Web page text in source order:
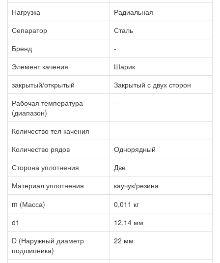
Нагрузка
Радиальная
Сепаратор
Сталь
Бренд
-
Элемент качения
Шарик
закрытый/открытый
Закрытый с двух сторон
Рабочая температура
(диапазон)
-
Количество тел качения
-
Количество рядов
Однорядный
Сторона уплотнения
Две
Материал уплотнения
каучук/резина
m (Масса)
0,011 кг
d1
12,14 мм
D (Наружный диаметр
подшипника)
22 мм